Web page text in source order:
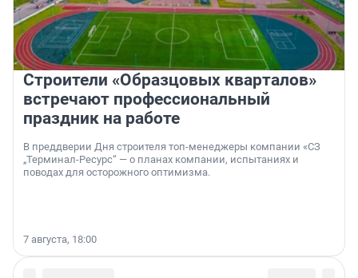
Строители «Образцовых кварталов»
встречают профессиональный
праздник на работе
В преддверии Дня строителя топ-менеджеры компании «СЗ
„Терминал-Ресурс“ — о планах компании, испытаниях и
поводах для осторожного оптимизма.
7 августа, 18:00